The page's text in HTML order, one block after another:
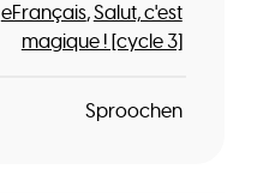
eFrançais Salut, c'est
magique ! [cycle 3]
Sproochen